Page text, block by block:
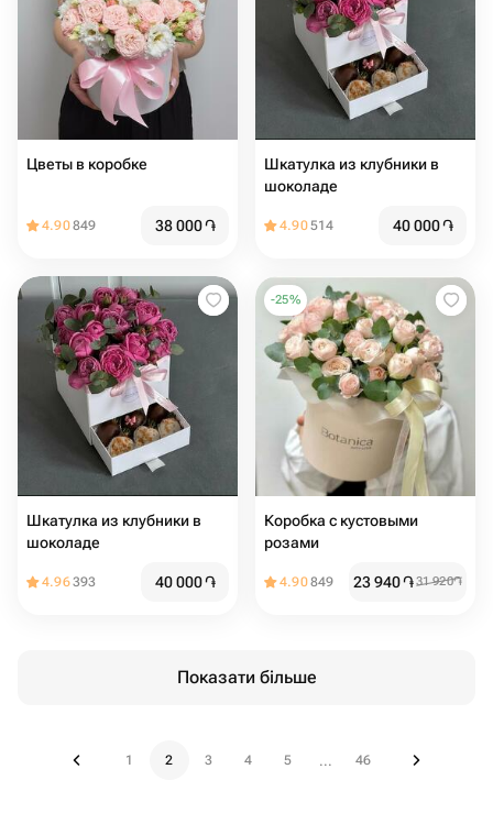
Цветы в коробке
4.90849 38 000֏
Шкатулка из клубники в
шоколаде
4.90514 40 000֏
Шкатулка из клубники в
шоколаде
4.96393 40 000֏
-25%
Коробка с кустовыми
розами
4.90849 23 940֏31 920֏
Показати більше
1 2 3 4 5 ... 46